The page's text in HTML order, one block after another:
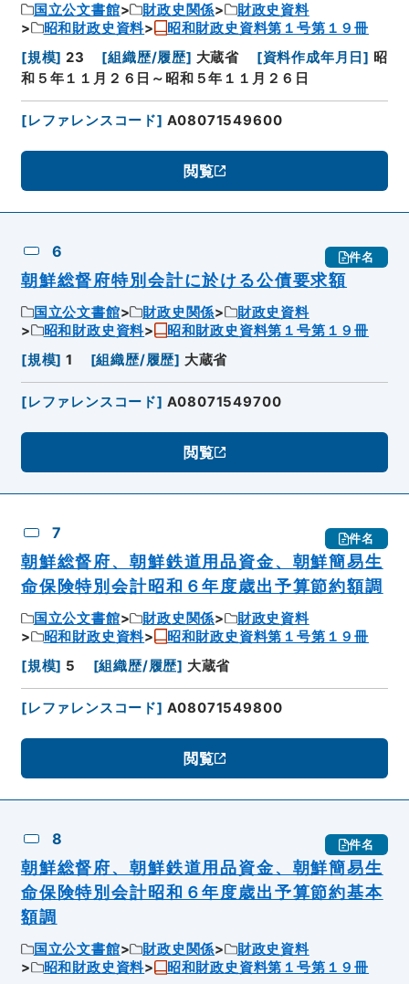
国立公文書館 財政史関係
財政史資料
昭和財政史資料
昭和財政史資料第１号第１９冊
[規模] 23 [組織歴/履歴] 大蔵省 [資料作成年月日] 昭
和５年１１月２６日～昭和５年１１月２６日
[レファレンスコード] A08071549600
閲覧
6 件名
朝鮮総督府特別会計に於ける公債要求額
国立公文書館 財政史関係
財政史資料
昭和財政史資料
昭和財政史資料第１号第１９冊
[規模] 1 [組織歴/履歴] 大蔵省
[レファレンスコード] A08071549700
閲覧
7 件名
朝鮮総督府、朝鮮鉄道用品資金、朝鮮簡易生
命保険特別会計昭和６年度歳出予算節約額調
国立公文書館 財政史関係
財政史資料
昭和財政史資料
昭和財政史資料第１号第１９冊
[規模] 5 [組織歴/履歴] 大蔵省
[レファレンスコード] A08071549800
閲覧
8 件名
朝鮮総督府、朝鮮鉄道用品資金、朝鮮簡易生
命保険特別会計昭和６年度歳出予算節約基本
額調
国立公文書館 財政史関係
財政史資料
昭和財政史資料
昭和財政史資料第１号第１９冊